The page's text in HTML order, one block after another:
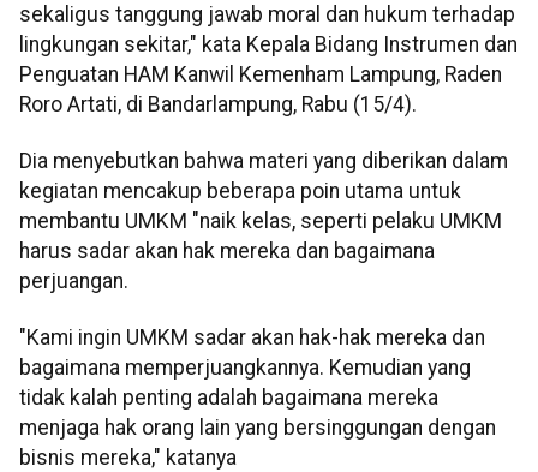
sekaligus tanggung jawab moral dan hukum terhadap
lingkungan sekitar," kata Kepala Bidang Instrumen dan
Penguatan HAM Kanwil Kemenham Lampung, Raden
Roro Artati, di Bandarlampung, Rabu (15/4).
Dia menyebutkan bahwa materi yang diberikan dalam
kegiatan mencakup beberapa poin utama untuk
membantu UMKM "naik kelas, seperti pelaku UMKM
harus sadar akan hak mereka dan bagaimana
perjuangan.
"Kami ingin UMKM sadar akan hak-hak mereka dan
bagaimana memperjuangkannya. Kemudian yang
tidak kalah penting adalah bagaimana mereka
menjaga hak orang lain yang bersinggungan dengan
bisnis mereka," katanya